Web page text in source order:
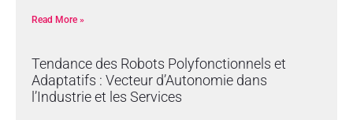
Read More »
Tendance des Robots Polyfonctionnels et
Adaptatifs : Vecteur d’Autonomie dans
l’Industrie et les Services